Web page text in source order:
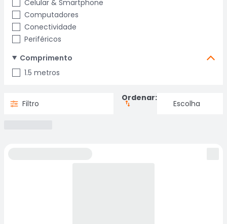
Celular & Smartphone
Computadores
Conectividade
Periféricos
Comprimento
1.5 metros
Filtro
Ordenar: